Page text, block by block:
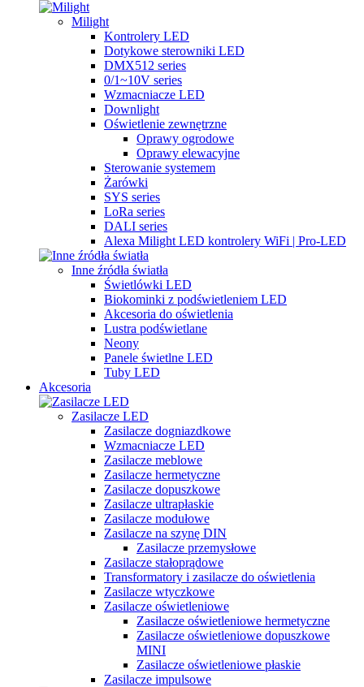
Milight
Kontrolery LED
Dotykowe sterowniki LED
DMX512 series
0/1~10V series
Wzmacniacze LED
Downlight
Oświetlenie zewnętrzne
Oprawy ogrodowe
Oprawy elewacyjne
Sterowanie systemem
Żarówki
SYS series
LoRa series
DALI series
Alexa Milight LED kontrolery WiFi | Pro-LED
Inne źródła światła
Świetlówki LED
Biokominki z podświetleniem LED
Akcesoria do oświetlenia
Lustra podświetlane
Neony
Panele świetlne LED
Tuby LED
Akcesoria
Zasilacze LED
Zasilacze dogniazdkowe
Wzmacniacze LED
Zasilacze meblowe
Zasilacze hermetyczne
Zasilacze dopuszkowe
Zasilacze ultrapłaskie
Zasilacze modułowe
Zasilacze na szynę DIN
Zasilacze przemysłowe
Zasilacze stałoprądowe
Transformatory i zasilacze do oświetlenia
Zasilacze wtyczkowe
Zasilacze oświetleniowe
Zasilacze oświetleniowe hermetyczne
Zasilacze oświetleniowe dopuszkowe
MINI
Zasilacze oświetleniowe płaskie
Zasilacze impulsowe